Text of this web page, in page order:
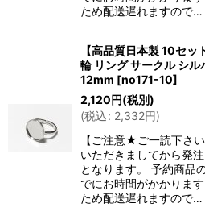
ため配送遅れますので…
【高品質日本製 10セ
輪 リング サークル シ
12mm [no171-10]
2,120円(税別)
(税込: 2,332円)
【ご注意★ご一読下さ
いただきましてから発
となります。 予約商品
でにお時間がかかりま
ため配送遅れますので…